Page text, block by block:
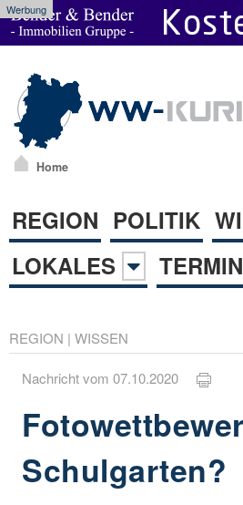
Werbung
Home
REGION POLITIK
LOKALES
REGION | WISSEN
Nachricht vom 07.10.2020
Schulgarten?